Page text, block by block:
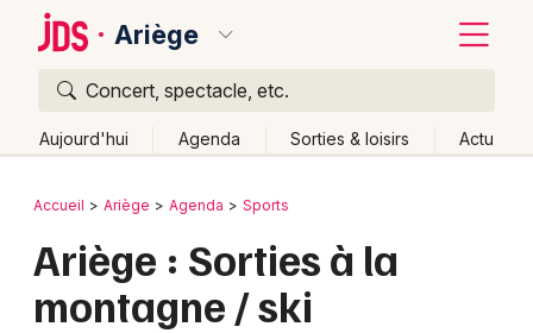
Ariège
Concert, spectacle, etc.
Aujourd'hui Agenda Sorties & loisirs Actu
Publier un événement
Bordeaux
Colmar
Retour
Accueil Ariège Agenda Sports
Ariège : Sorties à la
montagne / ski
Quoi ?
Où ?
Changer de lieu
Quand ?